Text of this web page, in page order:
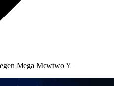
Mega Mewtwo Y